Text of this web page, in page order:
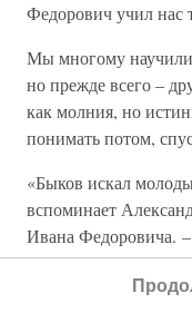
Федорович учил нас
Мы многому
но прежде всего –
как молния, но
понимать потом,
«Быков искал
вспоминает
Ивана Федоровича.
факультет и
петь, играть на